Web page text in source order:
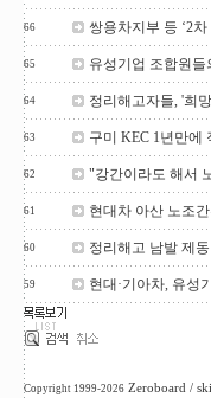
66 쌍용차지부 등 ‘2
65 유성기업 조합원들
64 정리해고자들, '희
63 구미 KEC 1년만에
62 "강간이라도 해서
61 현대차 아산 노조
60 정리해고 남발 제
59 현대·기아차, 유성
Copyright 1999-2026 Zeroboard /